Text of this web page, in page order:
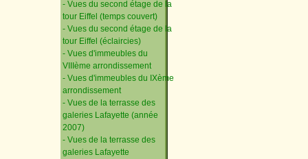
- Vues du second étage de la
tour Eiffel (temps couvert)
- Vues du second étage de la
tour Eiffel (éclaircies)
- Vues d'immeubles du
VIIIème arrondissement
- Vues d'immeubles du IXème
arrondissement
- Vues de la terrasse des
galeries Lafayette (année
2007)
- Vues de la terrasse des
galeries Lafayette